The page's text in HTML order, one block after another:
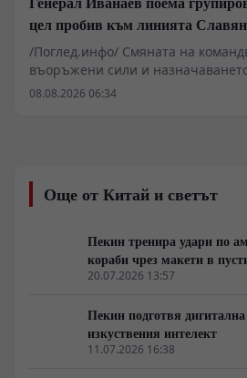
цел пробив към линията
Илон Мъск отказа на Киев
над руска територия за атаки с
/Поглед.инфо/ Смяната на
въоръжени сили и
Иванаев начело на групировката
около Славянск, Краматорск и
натиск по линията на канала
артилерийска корекция, докато в
прави опит за затваряне на
време геополитическото
отказа на Илон Мъск да разшири
Starlink за украински удари над
08.08.2026 06:34
Още от Китай и светът
Пекин тренира удари по
кораби чрез макети в
20.07.2026 13:57
Пекин подготвя
изкуствения интелект
11.07.2026 16:38